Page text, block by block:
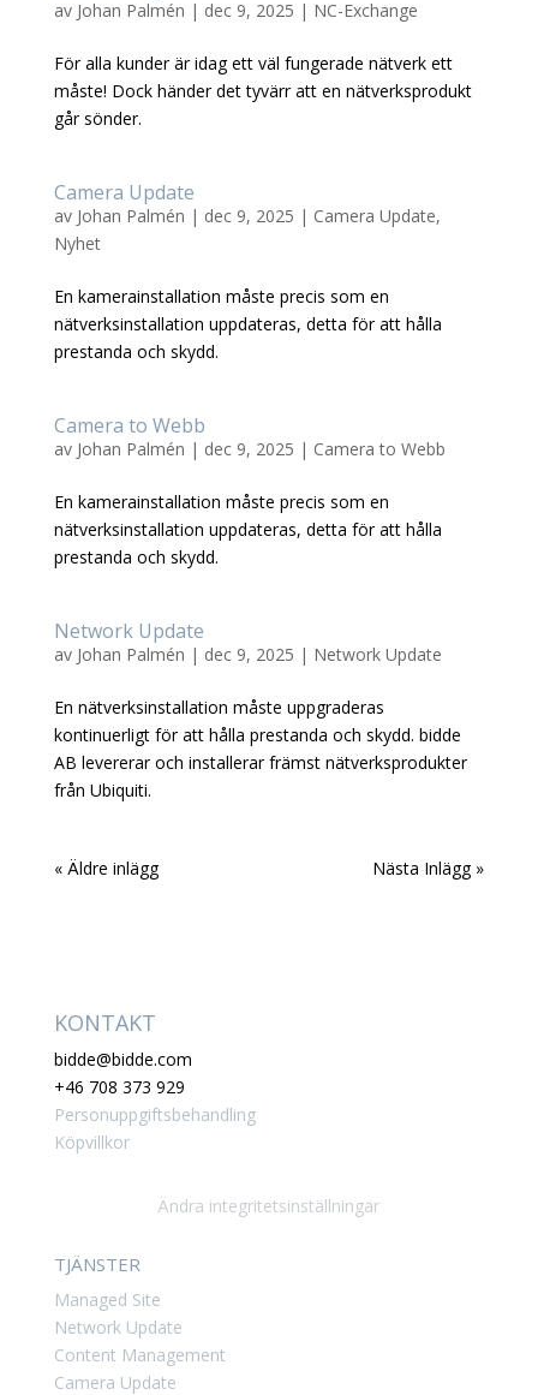
av Johan Palmén | dec 9, 2025 | NC-Exchange
För alla kunder är idag ett väl fungerade nätverk ett
måste! Dock händer det tyvärr att en nätverksprodukt
går sönder.
Camera Update
av Johan Palmén | dec 9, 2025 | Camera Update,
Nyhet
En kamerainstallation måste precis som en
nätverksinstallation uppdateras, detta för att hålla
prestanda och skydd.
Camera to Webb
av Johan Palmén | dec 9, 2025 | Camera to Webb
En kamerainstallation måste precis som en
nätverksinstallation uppdateras, detta för att hålla
prestanda och skydd.
Network Update
av Johan Palmén | dec 9, 2025 | Network Update
En nätverksinstallation måste uppgraderas
kontinuerligt för att hålla prestanda och skydd. bidde
AB levererar och installerar främst nätverksprodukter
från Ubiquiti.
« Äldre inlägg Nästa Inlägg »
KONTAKT
bidde@bidde.com
+46 708 373 929
Personuppgiftsbehandling
Köpvillkor
Ändra integritetsinställningar
TJÄNSTER
Managed Site
Network Update
Content Management
Camera Update